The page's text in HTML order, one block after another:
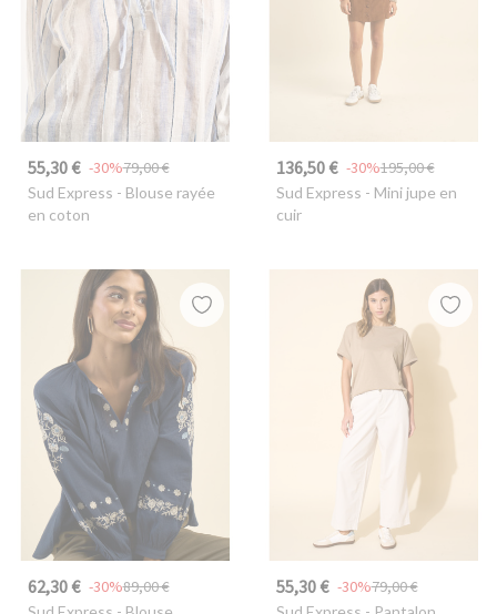
55,30 € 79,00 €
-30%
Sud Express - Blouse rayée
en coton
136,50 € 195,00 €
-30%
Sud Express - Mini jupe en
cuir
62,30 € 89,00 €
-30% 55,30 € 79,00 €
-30%